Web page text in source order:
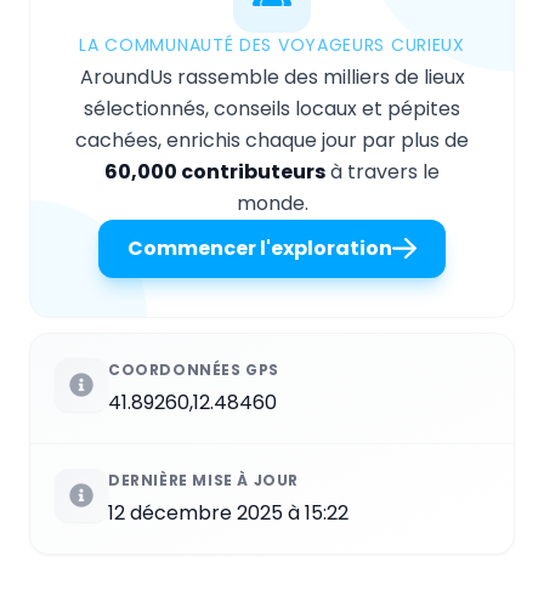
LA COMMUNAUTÉ DES VOYAGEURS CURIEUX
AroundUs rassemble des milliers de lieux
sélectionnés, conseils locaux et pépites
cachées, enrichis chaque jour par plus de
60,000 contributeursà travers le
monde.
Commencer l'exploration
COORDONNÉES GPS
41.89260,12.48460
DERNIÈRE MISE À JOUR
12 décembre 2025 à 15:22